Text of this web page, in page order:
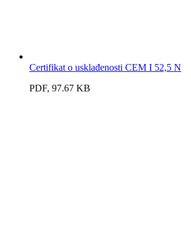
Certifikat o usklađenosti CEM I 52,5 N
PDF, 97.67 KB